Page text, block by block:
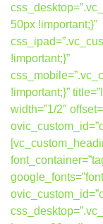
50px !important;}”
!important;}”
!important;}”
width=”1/2″